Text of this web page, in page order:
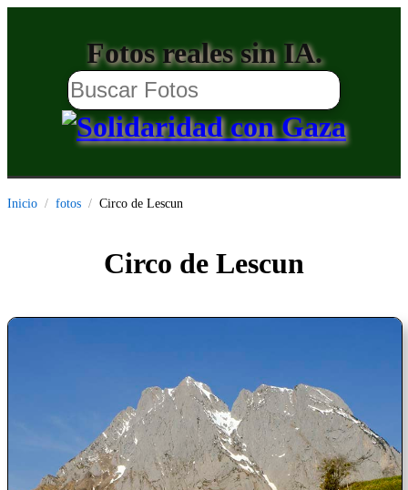
Fotos reales sin IA.
Inicio fotos Circo de Lescun
Circo de Lescun